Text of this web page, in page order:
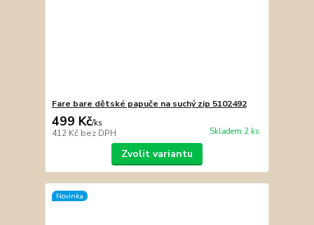
Fare bare dětské papuče na suchý zip 5102492
499 Kč/ks
412 Kč bez DPH Skladem 2 ks
Zvolit variantu
Novinka